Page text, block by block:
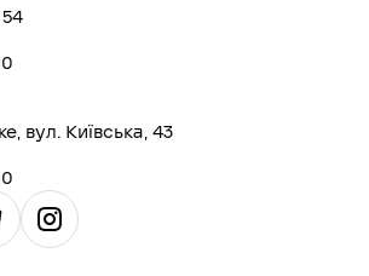
вул. Київська, 43